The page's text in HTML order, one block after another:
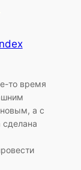
то время
а с
сделана